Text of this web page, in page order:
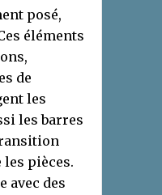
posé,
éléments
de
les
les barres
pièces.
avec des